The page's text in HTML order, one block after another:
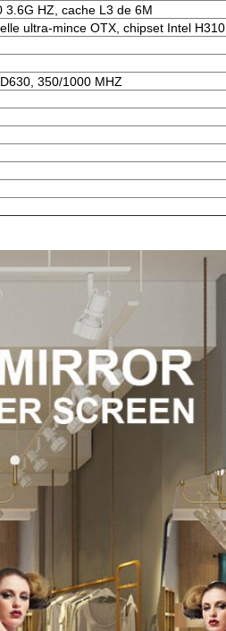
HZ, cache L3 de 6M
ultra-mince OTX, chipset Intel H310
350/1000 MHZ